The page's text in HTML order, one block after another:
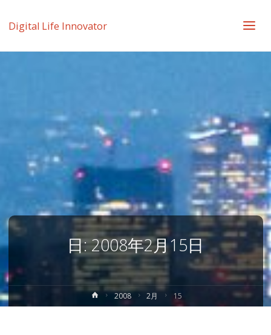
Digital Life Innovator
日:2008年2月15日
ホ
ー
2008 2月 15